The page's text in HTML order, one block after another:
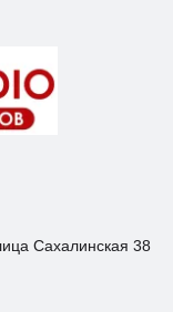
Сахалинская 38